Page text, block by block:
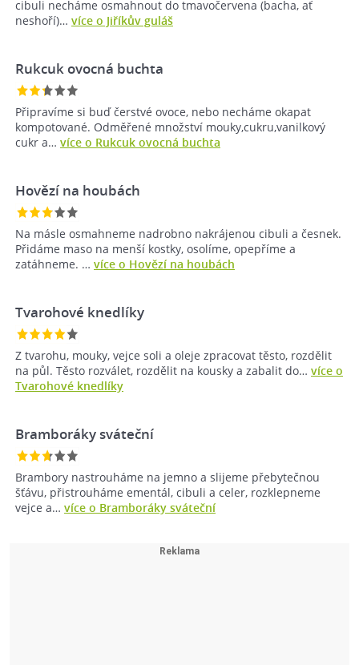
cibuli necháme osmahnout do tmavočervena (bacha, ať
neshoří)… více o Jiříkův guláš
Rukcuk ovocná buchta
Připravíme si buď čerstvé ovoce, nebo necháme okapat
kompotované. Odměřené množství mouky,cukru,vanilkový
cukr a… více o Rukcuk ovocná buchta
Hovězí na houbách
Na másle osmahneme nadrobno nakrájenou cibuli a česnek.
Přidáme maso na menší kostky, osolíme, opepříme a
zatáhneme. … více o Hovězí na houbách
Tvarohové knedlíky
Z tvarohu, mouky, vejce soli a oleje zpracovat těsto, rozdělit
na půl. Těsto rozválet, rozdělit na kousky a zabalit do… více o
Tvarohové knedlíky
Bramboráky sváteční
Brambory nastrouháme na jemno a slijeme přebytečnou
šťávu, přistrouháme ementál, cibuli a celer, rozklepneme
vejce a… více o Bramboráky sváteční